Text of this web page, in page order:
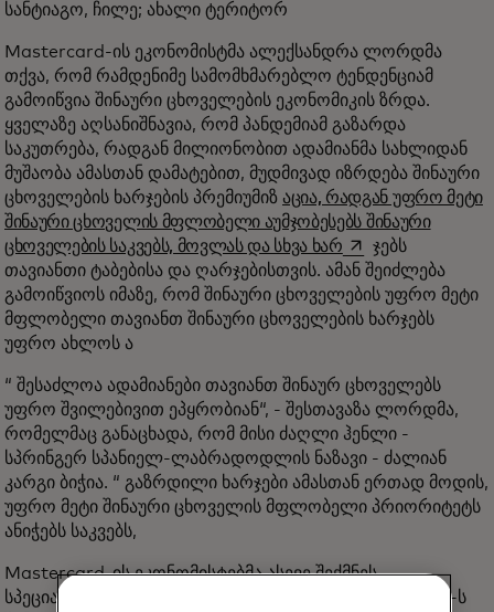
სანტიაგო, ჩილე; ახალი ტერიტორ
Mastercard-ის ეკონომისტმა ალექსანდრა ლორდმა
თქვა, რომ რამდენიმე სამომხმარებლო ტენდენციამ
გამოიწვია შინაური ცხოველების ეკონომიკის ზრდა.
ყველაზე აღსანიშნავია, რომ პანდემიამ გაზარდა
საკუთრება, რადგან მილიონობით ადამიანმა სახლიდან
მუშაობა ამასთან დამატებით, მუდმივად იზრდება შინაური
ცხოველების ხარჯების პრემიუმიზ აცია, რადგან უფრო მეტი
შინაური ცხოველის მფლობელი აუმჯობესებს შინაური
ცხოველების საკვებს, მოვლას და სხვა ხარopens in a new
ჯებს
თავიანთი ტაბებისა და ღარჯებისთვის. ამან შეიძლება
გამოიწვიოს იმაზე, რომ შინაური ცხოველების უფრო მეტი
მფლობელი თავიანთ შინაური ცხოველების ხარჯებს
უფრო ახლოს ა
“ შესაძლოა ადამიანები თავიანთ შინაურ ცხოველებს
უფრო შვილებივით ეპყრობიან“, - შესთავაზა ლორდმა,
რომელმაც განაცხადა, რომ მისი ძაღლი ჰენლი -
სპრინგერ სპანიელ-ლაბრადოდლის ნაზავი - ძალიან
კარგი ბიჭია. “ გაზრდილი ხარჯები ამასთან ერთად მოდის,
უფრო მეტი შინაური ცხოველის მფლობელი პრიორიტეტს
ანიჭებს საკვებს,
Mastercard-ის ეკონომისტებმა ასევე შექმნეს
სპეციალიზებული მეტრიკა - მოდით ვუწოდოთ მას აშშ-ს